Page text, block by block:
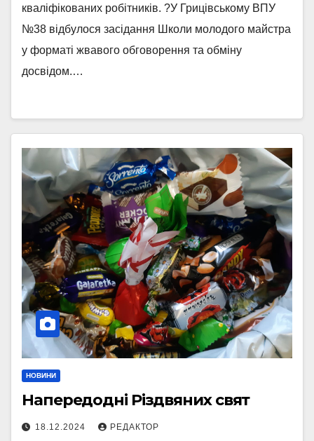
кваліфікованих робітників. ?У Грицівському ВПУ
№38 відбулося засідання Школи молодого майстра
у форматі жвавого обговорення та обміну
досвідом.…
НОВИНИ
Напередодні Різдвяних свят
18.12.2024 РЕДАКТОР